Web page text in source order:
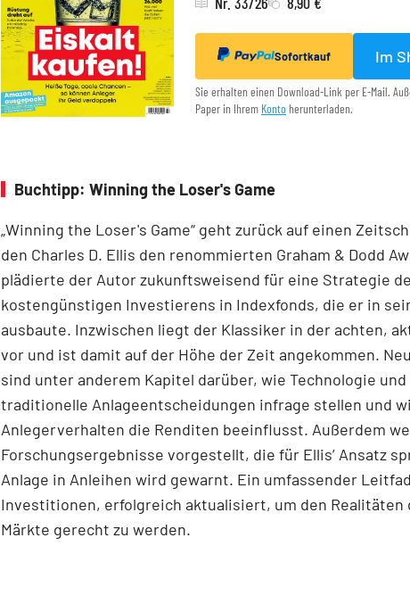
Sofortkauf Im
Sie erhalten einen Download-Link per E-Mail.
Paper in Ihrem Konto herunterladen.
Buchtipp: Winning the Loser's Game
„Winning the Loser's Game“ geht zurück auf einen
den Charles D. Ellis den renommierten Graham & Dodd
plädierte der Autor zukunftsweisend für eine Strategie
kostengünstigen Investierens in Indexfonds, die er in
ausbaute. Inzwischen liegt der Klassiker in der achten,
vor und ist damit auf der Höhe der Zeit angekommen.
sind unter anderem Kapitel darüber, wie Technologie und
traditionelle Anlageentscheidungen infrage stellen und
Anlegerverhalten die Renditen beeinflusst. Außerdem
Forschungsergebnisse vorgestellt, die für Ellis’ Ansatz
Anlage in Anleihen wird gewarnt. Ein umfassender
Investitionen, erfolgreich aktualisiert, um den Realitäten
Märkte gerecht zu werden.